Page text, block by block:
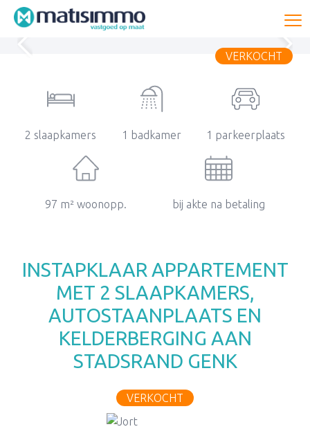
VERKOCHT
2 slaapkamers 1 badkamer 1 parkeerplaats
97 m² woonopp. bij akte na betaling
INSTAPKLAAR APPARTEMENT
MET 2 SLAAPKAMERS,
AUTOSTAANPLAATS EN
KELDERBERGING AAN
STADSRAND GENK
VERKOCHT